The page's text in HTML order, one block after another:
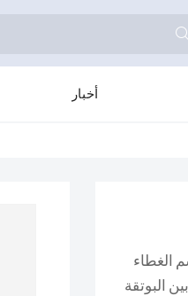

أخبار
الغطاء
البوتقة